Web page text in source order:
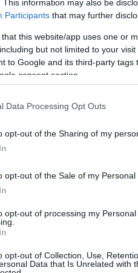
This information may also be
Participants that may further
that this website/app uses one or
but not limited to your
to Google and its third-party
consent section.
Data Processing Opt Outs
opt-out of the Sharing of my
opt-out of the Sale of my Personal
opt-out of processing my
opt-out of Collection, Use,
Data that Is Unrelated with
Az F1 hivatalos időmérő
partnere elismerte, hogy
77 centiméternyit
tévedett, ennek
köszönhetően vonták
viszont így jártak…